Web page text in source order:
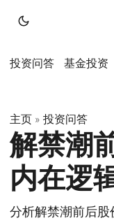
投资问答 基金投资
主页 » 投资问答
解禁潮
内在逻
分析解禁潮前后